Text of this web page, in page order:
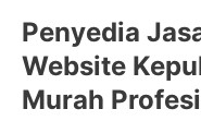
Penyedia
Website
Murah